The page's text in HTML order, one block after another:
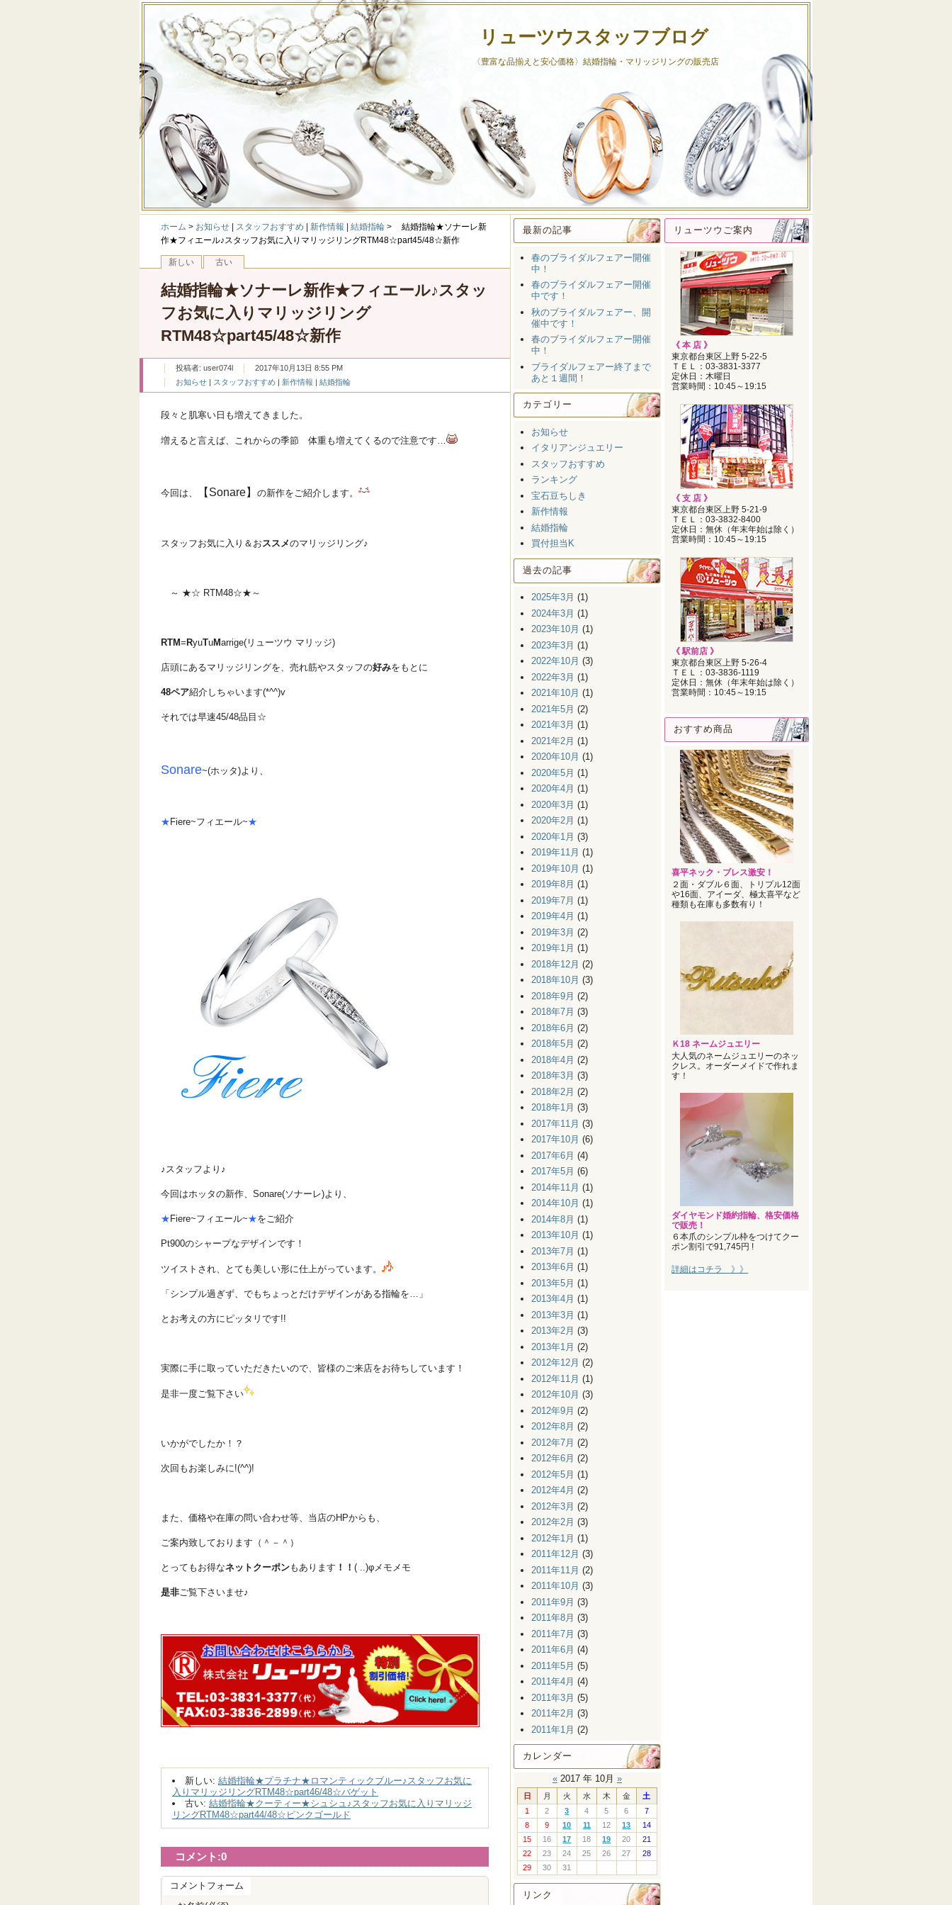
リューツウスタッフブログ
〈豊富な品揃えと安心価格〉結婚指輪・マリッジリングの販売店
ホーム > お知らせ スタッフおすすめ 新作情報 結婚指輪 >
結婚指輪★ソナーレ新
作★フィエール♪スタッフお気に入りマリッジリングRTM48☆part45/48☆新作
新しい 古い
結婚指輪★ソナーレ新作★フィエール♪スタッ
フお気に入りマリッジリング
RTM48☆part45/48☆新作
投稿者: user074l
2017年10月13日 8:55 PM
お知らせ | スタッフおすすめ | 新作情報 | 結婚指輪
段々と肌寒い日も増えてきました。
増えると言えば、これからの季節 体重も増えてくるので注意です…
今回は、 【Sonare】 の新作をご紹介します。
スタッフお気に入り＆お ススメのマリッジリング♪
～ ★☆ RTM48☆★～
RTM=RyuTuMarrige(リューツウ マリッジ)
店頭にあるマリッジリングを、売れ筋やスタッフの好みをもとに
48ペア紹介しちゃいます(*^^)v
それでは早速45/48品目☆
Sonare~(ホッタ)より、
★Fiere~フィエール~★
♪スタッフより♪
今回はホッタの新作、Sonare(ソナーレ)より、
★Fiere~フィエール~★をご紹介
Pt900のシャープなデザインです！
ツイストされ、とても美しい形に仕上がっています。
「シンプル過ぎず、でもちょっとだけデザインがある指輪を…」
とお考えの方にピッタリです!!
実際に手に取っていただきたいので、皆様のご来店をお待ちしています！
是非一度ご覧下さい
いかがでしたか！？
次回もお楽しみに!(^^)!
また、価格や在庫の問い合わせ等、当店のHPからも、
ご案内致しております（＾－＾）
とってもお得なネットクーポンもあります ！！ ( ..)φメモメモ
是非 ご覧下さいませ♪
新しい: 結婚指輪★プラチナ★ロマンティックブルー♪スタッフお気に
入りマリッジリングRTM48☆part46/48☆バゲット
古い: 結婚指輪★クーティー★シュシュ♪スタッフお気に入りマリッジ
リングRTM48☆part44/48☆ピンクゴールド
コメント:0
コメントフォーム
最新の記事
春のブライダルフェアー開催
中！
春のブライダルフェアー開催
中です！
秋のブライダルフェアー、開
催中です！
春のブライダルフェアー開催
中！
ブライダルフェアー終了まで
あと１週間！
カテゴリー
お知らせ
イタリアンジュエリー
スタッフおすすめ
ランキング
宝石豆ちしき
新作情報
結婚指輪
買付担当K
過去の記事
2025年3月 (1)
2024年3月 (1)
2023年10月 (1)
2023年3月 (1)
2022年10月 (3)
2022年3月 (1)
2021年10月 (1)
2021年5月 (2)
2021年3月 (1)
2021年2月 (1)
2020年10月 (1)
2020年5月 (1)
2020年4月 (1)
2020年3月 (1)
2020年2月 (1)
2020年1月 (3)
2019年11月 (1)
2019年10月 (1)
2019年8月 (1)
2019年7月 (1)
2019年4月 (1)
2019年3月 (2)
2019年1月 (1)
2018年12月 (2)
2018年10月 (3)
2018年9月 (2)
2018年7月 (3)
2018年6月 (2)
2018年5月 (2)
2018年4月 (2)
2018年3月 (3)
2018年2月 (2)
2018年1月 (3)
2017年11月 (3)
2017年10月 (6)
2017年6月 (4)
2017年5月 (6)
2014年11月 (1)
2014年10月 (1)
2014年8月 (1)
2013年10月 (1)
2013年7月 (1)
2013年6月 (1)
2013年5月 (1)
2013年4月 (1)
2013年3月 (1)
2013年2月 (3)
2013年1月 (2)
2012年12月 (2)
2012年11月 (1)
2012年10月 (3)
2012年9月 (2)
2012年8月 (2)
2012年7月 (2)
2012年6月 (2)
2012年5月 (1)
2012年4月 (2)
2012年3月 (2)
2012年2月 (3)
2012年1月 (1)
2011年12月 (3)
2011年11月 (2)
2011年10月 (3)
2011年9月 (3)
2011年8月 (3)
2011年7月 (3)
2011年6月 (4)
2011年5月 (5)
2011年4月 (4)
2011年3月 (5)
2011年2月 (3)
2011年1月 (2)
カレンダー
«2017 年 10月 »
日 月 火 水 木 金
土
1
2 3 4 5 6
7
8
9 10 11 12 13
14
15
16 17 18 19 20
21
22
23 24 25 26 27
28
29
30 31
リンク
リューツウご案内
《 本 店 》
東京都台東区上野 5-22-5
ＴＥＬ：03‐3831‐3377
定休日：木曜日
営業時間：10:45～19:15
《 支 店 》
東京都台東区上野 5-21-9
ＴＥＬ：03‐3832‐8400
定休日：無休（年末年始は除く）
営業時間：10:45～19:15
《 駅前店 》
東京都台東区上野 5-26-4
ＴＥＬ：03‐3836‐1119
定休日：無休（年末年始は除く）
営業時間：10:45～19:15
おすすめ商品
喜平ネック・ブレス激安！
２面・ダブル６面、トリプル12面
や16面、アイーダ、極太喜平など
種類も在庫も多数有り！
Ｋ18 ネームジュエリー
大人気のネームジュエリーのネッ
クレス。オーダーメイドで作れま
す！
ダイヤモンド婚約指輪、格安価格
で販売！
６本爪のシンプル枠をつけてクー
ポン割引で91,745円 !
詳細はコチラ 》》